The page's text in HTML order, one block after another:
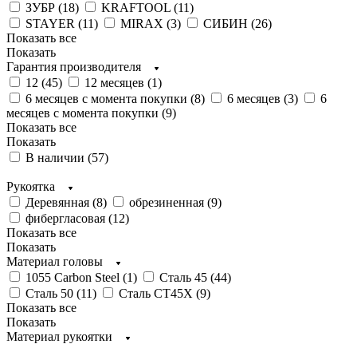
ЗУБР (18) KRAFTOOL (11)
STAYER (11) MIRAX (3) СИБИН (26)
Показать все
Показать
Гарантия производителя
12 (45) 12 месяцев (1)
6 месяцев с момента покупки (8) 6 месяцев (3)
6
месяцев с момента покупки (9)
Показать все
Показать
В наличии (57)
Рукоятка
Деревянная (8) обрезиненная (9)
фибергласовая (12)
Показать все
Показать
Материал головы
1055 Carbon Steel (1) Сталь 45 (44)
Сталь 50 (11) Сталь СТ45Х (9)
Показать все
Показать
Материал рукоятки